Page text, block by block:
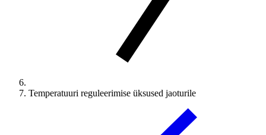
Temperatuuri reguleerimise üksused jaoturile